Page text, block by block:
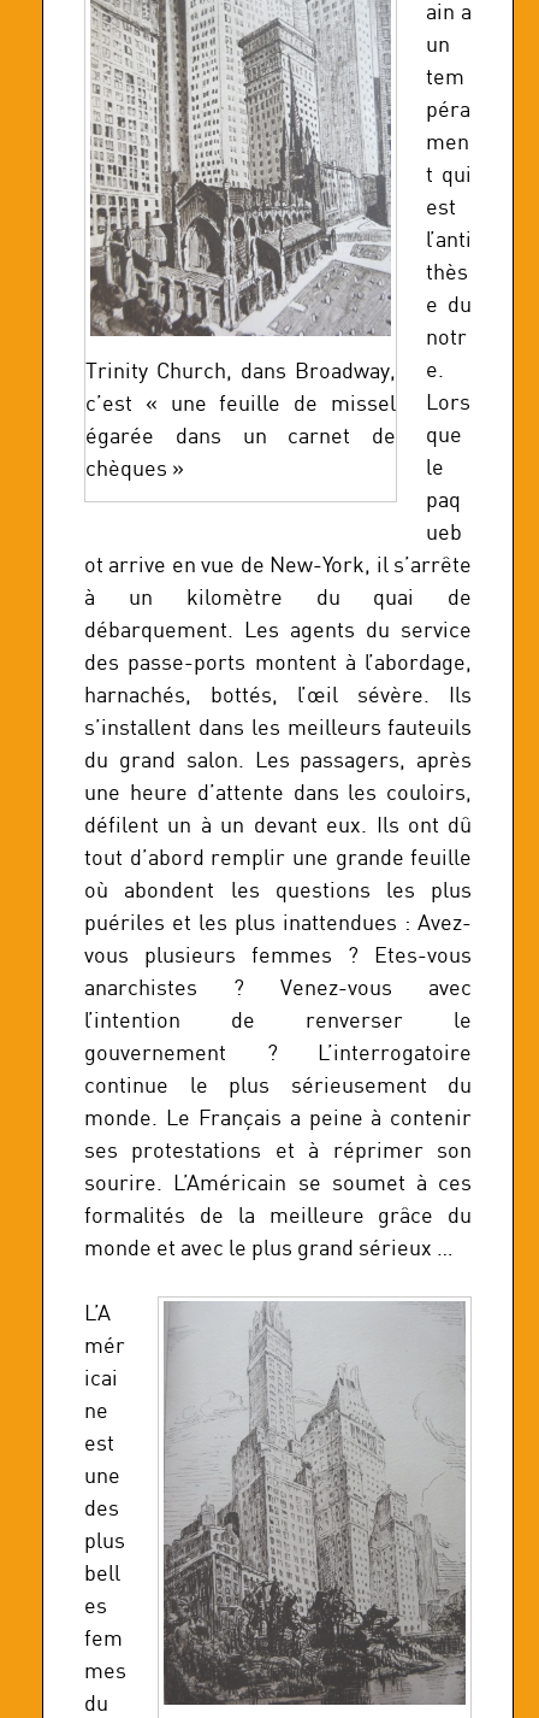
Trinity Church, dans Broadway,
c’est « une feuille de missel
égarée dans un carnet de
chèques »
ain a
un
tem
péra
men
t qui
est
l’anti
thès
e du
notr
e.
Lors
que
le
paq
ueb
ot arrive en vue de New-York, il s’arrête
à un kilomètre du quai de
débarquement. Les agents du service
des passe-ports montent à l’abordage,
harnachés, bottés, l’œil sévère. Ils
s’installent dans les meilleurs fauteuils
du grand salon. Les passagers, après
une heure d’attente dans les couloirs,
défilent un à un devant eux. Ils ont dû
tout d’abord remplir une grande feuille
où abondent les questions les plus
puériles et les plus inattendues : Avez-
vous plusieurs femmes ? Etes-vous
anarchistes ? Venez-vous avec
l’intention de renverser le
gouvernement ? L’interrogatoire
continue le plus sérieusement du
monde. Le Français a peine à contenir
ses protestations et à réprimer son
sourire. L’Américain se soumet à ces
formalités de la meilleure grâce du
monde et avec le plus grand sérieux …
L’A
mér
icai
ne
est
une
des
plus
bell
es
fem
mes
du